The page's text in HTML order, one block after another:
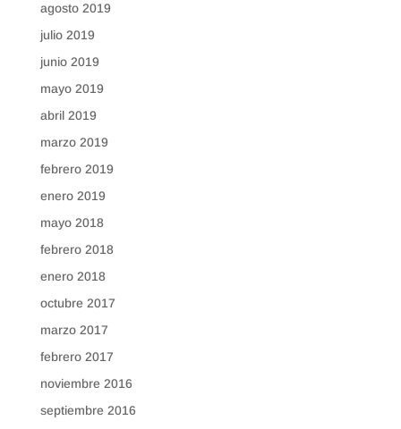
agosto 2019
julio 2019
junio 2019
mayo 2019
abril 2019
marzo 2019
febrero 2019
enero 2019
mayo 2018
febrero 2018
enero 2018
octubre 2017
marzo 2017
febrero 2017
noviembre 2016
septiembre 2016